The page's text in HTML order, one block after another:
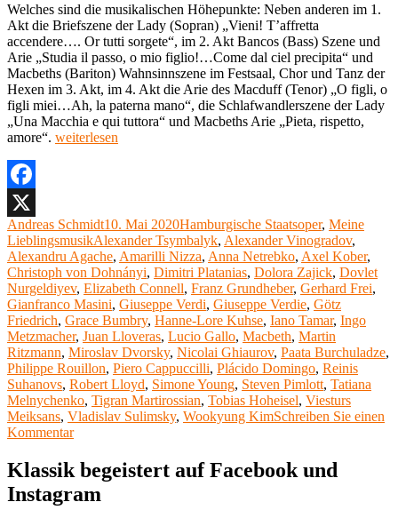
Welches sind die musikalischen Höhepunkte: Neben anderen im 1.
Akt die Briefszene der Lady (Sopran) „Vieni! T’affretta
accendere…. Or tutti sorgete“, im 2. Akt Bancos (Bass) Szene und
Arie „Studia il passo, o mio figlio!…Come dal ciel precipita“ und
Macbeths (Bariton) Wahnsinnszene im Festsaal, Chor und Tanz der
Hexen im 3. Akt, im 4. Akt die Arie des Macduff (Tenor) „O figli, o
figli miei…Ah, la paterna mano“, die Schlafwandlerszene der Lady
„Una Macchia e qui tuttora“ und Macbeths Arie „Pieta, rispetto,
amore“. „Meine
Giuseppe
Verdi“
weiterlesen
Facebook
X
Autor
Andreas SchmidtVeröffentlicht
am
10. Mai 2020Kategorien
Hamburgische Staatsoper, Meine
LieblingsmusikSchlagwörter
Alexander Tsymbalyk, Alexander Vinogradov,
Alexandru Agache, Amarilli Nizza, Anna Netrebko, Axel Kober,
Christoph von Dohnányi, Dimitri Platanias, Dolora Zajick, Dovlet
Nurgeldiyev, Elizabeth Connell, Franz Grundheber, Gerhard Frei,
Gianfranco Masini, Giuseppe Verdi, Giuseppe Verdie, Götz
Friedrich, Grace Bumbry, Hanne-Lore Kuhse, Iano Tamar, Ingo
Metzmacher, Juan Lloveras, Lucio Gallo, Macbeth, Martin
Ritzmann, Miroslav Dvorsky, Nicolai Ghiaurov, Paata Burchuladze,
Philippe Rouillon, Piero Cappuccilli, Plácido Domingo, Reinis
Suhanovs, Robert Lloyd, Simone Young, Steven Pimlott, Tatiana
Melnychenko, Tigran Martirossian, Tobias Hoheisel, Viesturs
Meiksans, Vladislav Sulimsky, Wookyung KimSchreiben Sie einen
Kommentarzu
Lieblingsoper
26:
Macbeth
Klassik begeistert auf Facebook und
Instagram